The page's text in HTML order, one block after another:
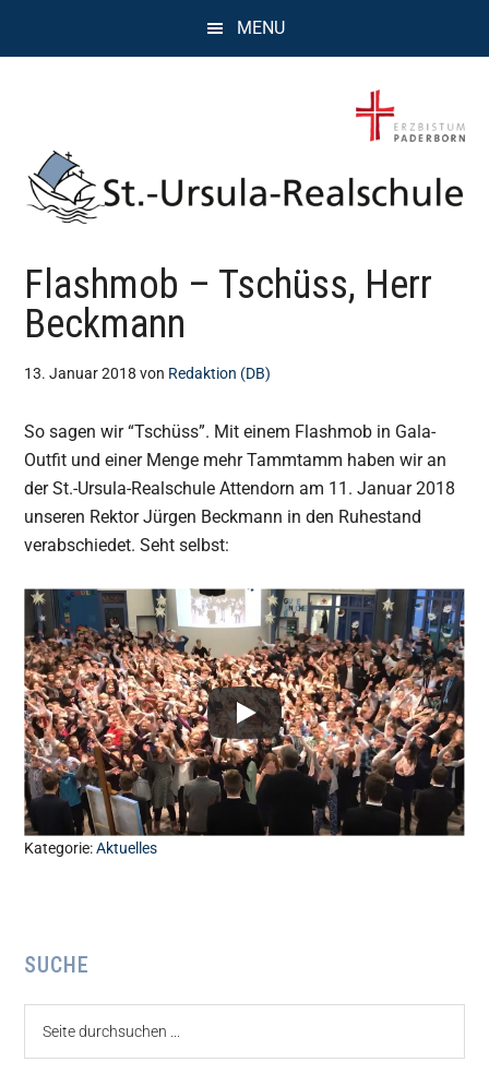
MENU
St.
Ursula
Realschule
Attendorn
Kompetenz,
Persönlichkeit,
Chancen
Flashmob – Tschüss, Herr
Beckmann
13. Januar 2018 von Redaktion (DB)
So sagen wir “Tschüss”. Mit einem Flashmob in Gala-
Outfit und einer Menge mehr Tammtamm haben wir an
der St.-Ursula-Realschule Attendorn am 11. Januar 2018
unseren Rektor Jürgen Beckmann in den Ruhestand
verabschiedet. Seht selbst:
Kategorie:Aktuelles
Seitenspalte
SUCHE